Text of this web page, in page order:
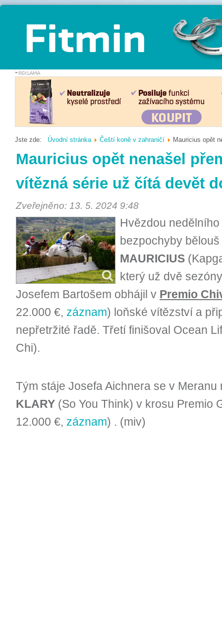
Jste zde: Úvodní stránka Čeští koně v zahraničí Mauricius opět
Mauricius opět nenašel
vítězná série už čítá devět
Zveřejněno: 13. 5. 2024 9:48
Hvězdou
bezpochyby
MAURICIUS
který už dvě
Josefem Bartošem obhájil v Premio
22.000 €, záznam) loňské vítězství a
nepřetržité řadě. Třetí finišoval Ocean
Chi).
Tým stáje Josefa Aichnera se v
KLARY (So You Think) v krosu Premio
12.000 €, záznam) . (miv)